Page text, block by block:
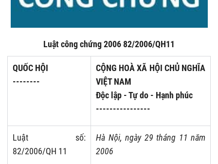
Luật công chứng 2006 82/2006/QH11
QUỐC HỘI
--------
CỘNG HOÀ XÃ HỘI CHỦ NGHĨA
VIỆT NAM
Độc lập - Tự do - Hạnh phúc
----------------
Luật số:
82/2006/QH 11
Hà Nội, ngày 29 tháng 11 năm
2006